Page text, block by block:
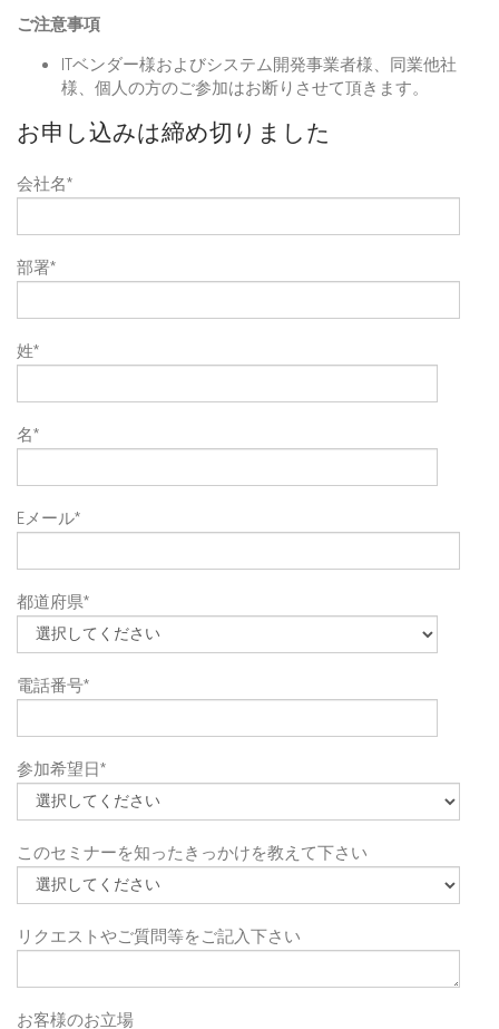
ご注意事項
ITベンダー様およびシステム開発事業者様、同業他社
様、個人の方のご参加はお断りさせて頂きます。
お申し込みは締め切りました
会社名*
部署*
姓*
名*
Eメール*
都道府県*
電話番号*
参加希望日*
このセミナーを知ったきっかけを教えて下さい
リクエストやご質問等をご記入下さい
お客様のお立場